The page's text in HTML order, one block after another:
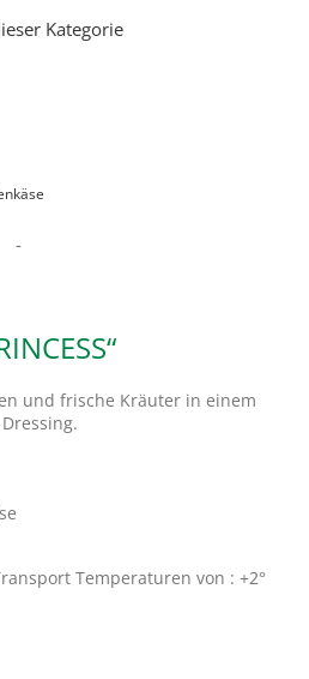
Kategorie
-
und frische Kräuter in einem
Temperaturen von : +2°